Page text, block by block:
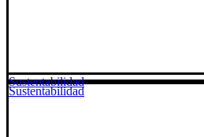
Sustentabilidad
Sustentabilidad